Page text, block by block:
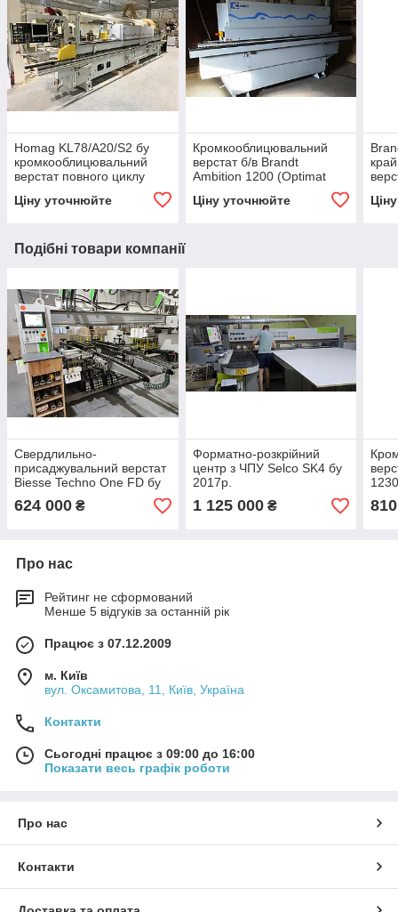
Homag KL78/A20/S2 бу
кромкооблицювальний
верстат повного циклу
Ціну уточнюйте
Кромкооблицювальний
верстат б/в Brandt
Ambition 1200 (Optimat
Ціну уточнюйте
Подібні товари компанії
Свердлильно-
присаджувальний верстат
Biesse Techno One FD бу
2014р. прохідного типу
для свердління з 4х сторін
624 000 ₴
Форматно-розкрійний
центр з ЧПУ Selco SK4 бу
2017р.
1 125 000₴
Про нас
Рейтинг не сформований
Менше 5 відгуків за останній рік
Працює з 07.12.2009
м. Київ
вул. Оксамитова, 11, Київ, Україна
Контакти
Сьогодні працює з 09:00 до 16:00
Показати весь графік роботи
Про нас
Контакти